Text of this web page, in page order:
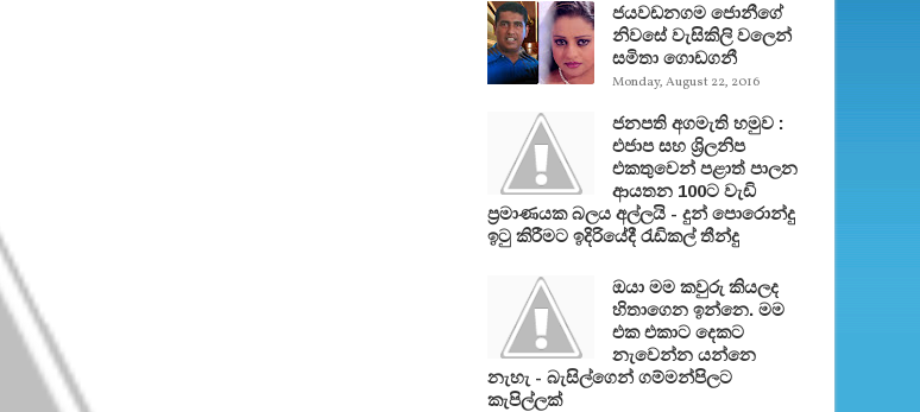
ජයවඩනගම ජොනීගේ
නිවසේ වැසිකිලි වලෙන්
සමිතා ගොඩගනී
Monday, August 22, 2016
ජනපති අගමැති හමුව :
එජාප සහ ශ්‍රිලනිප
එකතුවෙන් පළාත් පාලන
ආයතන 100ට වැඩි
ප්‍රමාණයක බලය අල්ලයි - දුන් පොරොන්දු
ඉටු කිරීමට ඉදිරියේදී රැඩිකල් තීන්දු
ඔයා මම කවුරු කියලද
හිතාගෙන ඉන්නෙ. මම
එක එකාට දෙකට
නැවෙන්න යන්නෙ
නැහැ - බැසිල්ගෙන් ගම්මන්පිලට
කැපිල්ලක්